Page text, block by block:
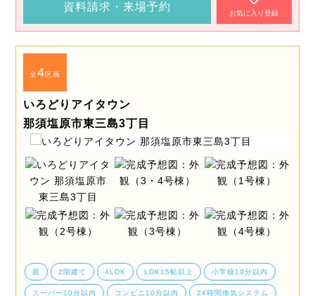
資料請求・来場予約
お気に入り登録
全4区画
いろどりアイタウン
那須塩原市東三島3丁目
庭 2階建て 4LDK LDK15帖以上 小学校10分以内
スーパー10分以内 コンビニ10分以内 24時間換気システム